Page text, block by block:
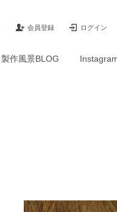
会員登録 ログイン
製作風景BLOG